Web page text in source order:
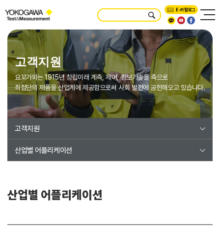
E-카탈로그
고객지원
요꼬가와는 1915년 창립이래 계측, 제어, 정보기술을 축으로
최첨단의 제품을 산업계에 제공함으로써 사회 발전에 공헌해오고 있습니다.
고객지원
산업별 어플리케이션
산업별 어플리케이션